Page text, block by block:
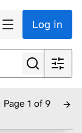
Log in
Page 1 of 9